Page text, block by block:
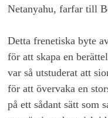
Netanyahu, farfar till
Detta frenetiska byte
för att skapa en
var så utstuderat att
för att övervaka en
på ett sådant sätt som